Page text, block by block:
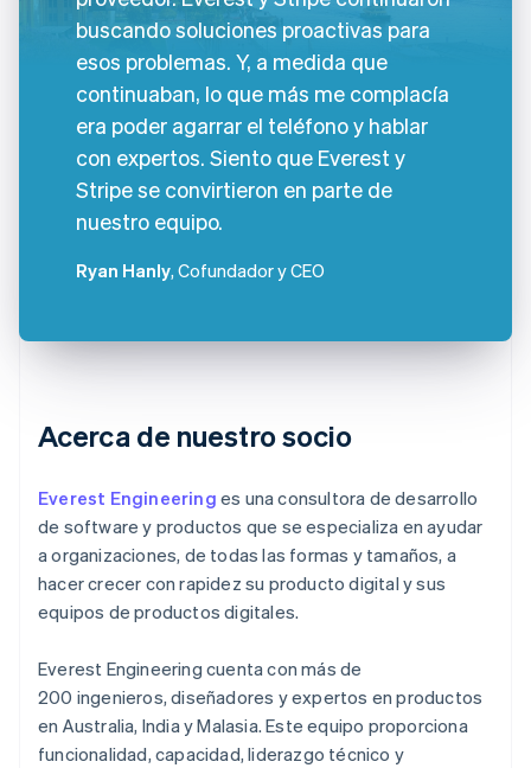
buscando soluciones proactivas para
esos problemas. Y, a medida que
continuaban, lo que más me complacía
era poder agarrar el teléfono y hablar
con expertos. Siento que Everest y
Stripe se convirtieron en parte de
nuestro equipo.
Ryan Hanly, Cofundador y CEO
Acerca de nuestro socio
Everest Engineering es una consultora de desarrollo
de software y productos que se especializa en ayudar
a organizaciones, de todas las formas y tamaños, a
hacer crecer con rapidez su producto digital y sus
equipos de productos digitales.
Everest Engineering cuenta con más de
200 ingenieros, diseñadores y expertos en productos
en Australia, India y Malasia. Este equipo proporciona
funcionalidad, capacidad, liderazgo técnico y